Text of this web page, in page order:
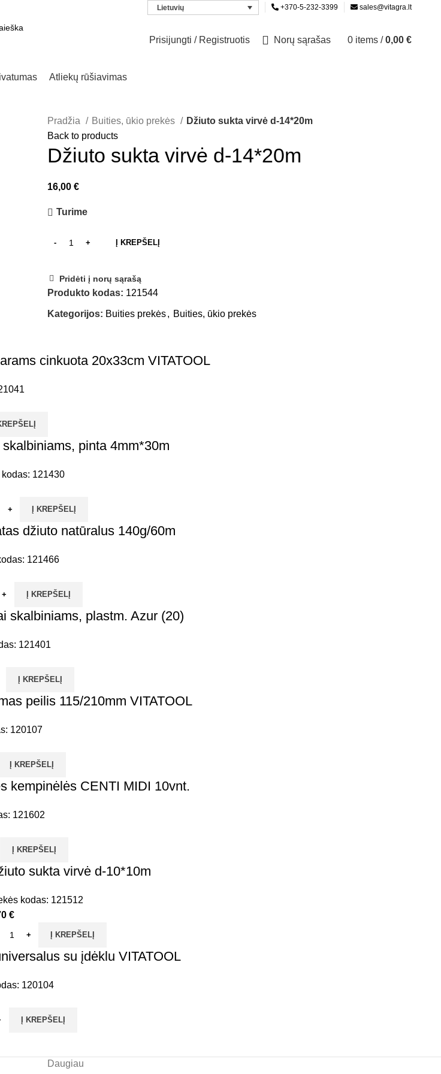
Lietuvių +370-5-232-3399 sales@vitagra.lt
Prisijungti / Registruotis Norų sąrašas 0 items / 0,00€
Atliekų rūšiavimas
Pradžia Buities, ūkio prekės
Džiuto sukta virvė d-14*20m
Back to products
Džiuto sukta virvė d-14*20m
16,00 €
Turime
Į KREPŠELĮ
Pridėti į norų sąrašą
Produkto kodas: 121544
Kategorijos: Buities prekės, Buities, ūkio prekės
cinkuota 20x33cm VITATOOL
pinta 4mm*30m
121430
Į KREPŠELĮ
džiuto natūralus 140g/60m
121466
Į KREPŠELĮ
skalbiniams, plastm. Azur (20)
121401
Į KREPŠELĮ
peilis 115/210mm VITATOOL
120107
Į KREPŠELĮ
kempinėlės CENTI MIDI 10vnt.
121602
Į KREPŠELĮ
sukta virvė d-10*10m
kodas: 121512
€
Į KREPŠELĮ
su įdėklu VITATOOL
120104
Į KREPŠELĮ
Daugiau